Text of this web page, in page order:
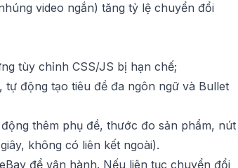
video ngắn) tăng tỷ lệ chuyển đổi
tùy chỉnh CSS/JS bị hạn chế;
động tạo tiêu đề đa ngôn ngữ và Bullet
thêm phụ đề, thước đo sản phẩm, nút
không có liên kết ngoài).
để vận hành. Nếu liên tục chuyển đổi